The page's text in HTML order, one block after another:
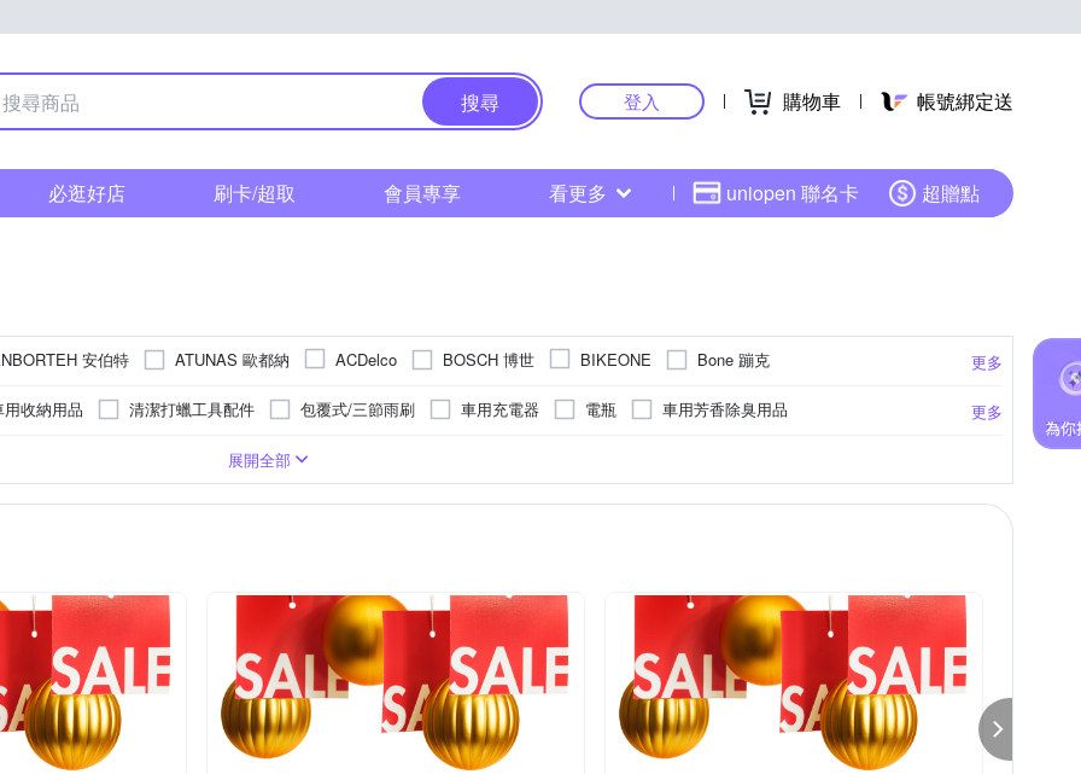
搜尋 登入 購物車 帳號綁定送
必逛好店 刷卡/超取 會員專享 看更多 uniopen 聯名卡 超贈點
更多
安伯特 ATUNAS 歐都納 ACDelco BOSCH 博世 BIKEONE
Bone 蹦克
BUFF
Carall CARBUFF Continental 馬牌 CSP DIBOTE 迪伯特 DUNLOP 登路普
NANKANG 南港輪胎
NWB Osram 歐司朗 OMAX 鐵馬行 OMyCar PHILIPS 飛利浦
PAPAGO!
先者
黑珍珠
更多
用收納用品 清潔打蠟工具配件 包覆式/三節雨刷 車用充電器 電瓶
車用芳香除臭用品
騎士手套
水劑
鍍膜 頭枕 水壺/水瓶 坐墊 尾燈 玻璃清潔劑 車用防災警示用品
踏墊
防潑水風雨衣
水壺架
3L 2XL
SONY感光元件 測速照相提示
防滑設計
3/4罩安全帽/復古式安全帽
70
展開全部